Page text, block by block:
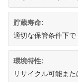
貯蔵寿命:
適切な保管条件下で
環境特性:
リサイクル可能ま